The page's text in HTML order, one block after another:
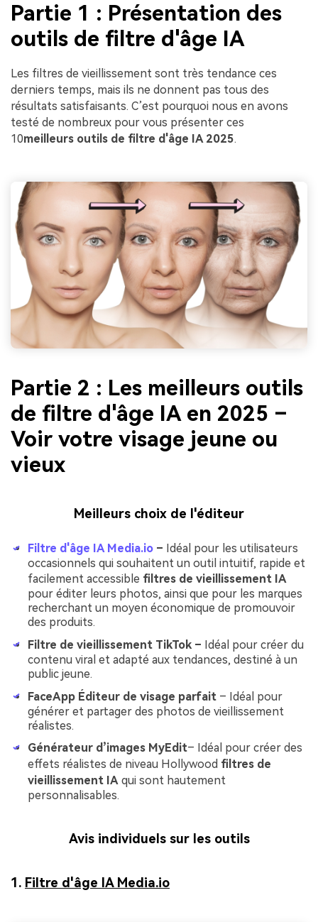
Partie 1 : Présentation des
outils de filtre d'âge IA
Les filtres de vieillissement sont très tendance ces
derniers temps, mais ils ne donnent pas tous des
résultats satisfaisants. C’est pourquoi nous en avons
testé de nombreux pour vous présenter ces
10meilleurs outils de filtre d'âge IA 2025.
Partie 2 : Les meilleurs outils
de filtre d'âge IA en 2025 –
Voir votre visage jeune ou
vieux
Meilleurs choix de l'éditeur
Filtre d'âge IA Media.io – Idéal pour les utilisateurs
occasionnels qui souhaitent un outil intuitif, rapide et
facilement accessible filtres de vieillissement IA
pour éditer leurs photos, ainsi que pour les marques
recherchant un moyen économique de promouvoir
des produits.
Filtre de vieillissement TikTok – Idéal pour créer du
contenu viral et adapté aux tendances, destiné à un
public jeune.
FaceApp Éditeur de visage parfait – Idéal pour
générer et partager des photos de vieillissement
réalistes.
Générateur d’images MyEdit– Idéal pour créer des
effets réalistes de niveau Hollywood filtres de
vieillissement IA qui sont hautement
personnalisables.
Avis individuels sur les outils
1. Filtre d'âge IA Media.io